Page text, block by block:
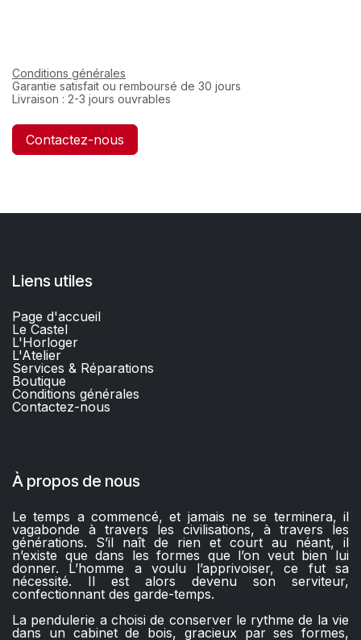
Conditions générales
Garantie satisfait ou remboursé de 30 jours
Livraison : 2-3 jours ouvrables
Contactez-nous
Liens utiles
Page d'accueil
Le Castel
L'Horloger
L'Atelier
Services & Réparations
Boutique
Conditions générales
Contactez-nous​
À propos de nous
Le temps a commencé, et jamais ne se terminera, il
vagabonde à travers les civilisations, à travers les
générations. S’il naît de rien et court au néant, il
n’existe que dans les formes que l’on veut bien lui
donner. L’homme a voulu l’apprivoiser, ce fut sa
nécessité. Il est alors devenu son serviteur,
confectionnant des garde-temps.
La pendulerie a choisi de conserver le rythme de la vie
dans un cabinet de bois, gracieux par ses formes,